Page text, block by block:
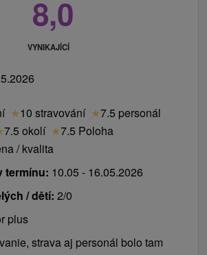
8,0
VYNIKAJÍCÍ
★10 stravování ★7.5 personál
7.5 okolí ★7.5 Poloha
/ kvalita
termínu: 10.05 - 16.05.2026
/ dětí: 2/0
plus
strava aj personál bolo tam